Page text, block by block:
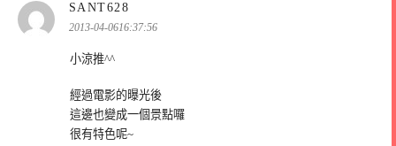
SANT628
示:
2013-04-0616:37:56
小涼推^^
經過電影的曝光後
這邊也變成一個景點囉
很有特色呢~